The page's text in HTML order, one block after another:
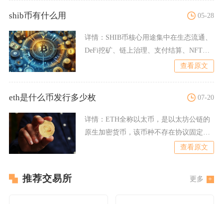
shib币有什么用 05-28
详情： SHIB币核心用途集中在生态流通、
DeFi挖矿、链上治理、支付结算、NFT与
查看原文
eth是什么币发行多少枚 07-20
详情： ETH全称以太币，是以太坊公链的
原生加密货币，该币种不存在协议固定的
查看原文
推荐交易所 更多